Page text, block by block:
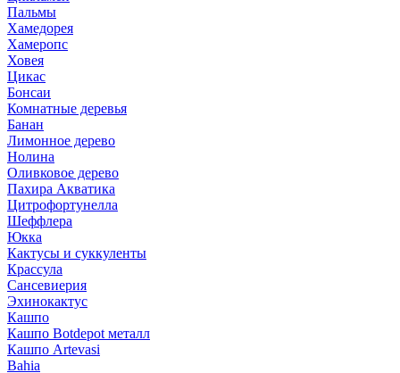
Пальмы
Хамедорея
Хамеропс
Ховея
Цикас
Бонсаи
Комнатные деревья
Банан
Лимонное дерево
Нолина
Оливковое дерево
Пахира Акватика
Цитрофортунелла
Шеффлера
Юкка
Кактусы и суккуленты
Крассула
Сансевиерия
Эхинокактус
Кашпо
Кашпо Botdepot металл
Кашпо Artevasi
Bahia